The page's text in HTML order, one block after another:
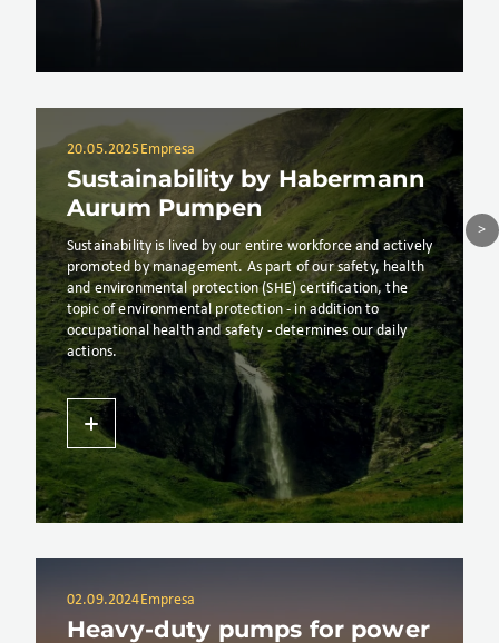
20.05.2025Empresa
Sustainability by Habermann
Aurum Pumpen
Sustainability is lived by our entire workforce and actively
promoted by management. As part of our safety, health
and environmental protection (SHE) certification, the
topic of environmental protection - in addition to
occupational health and safety - determines our daily
actions.
02.09.2024Empresa
Heavy-duty pumps for power